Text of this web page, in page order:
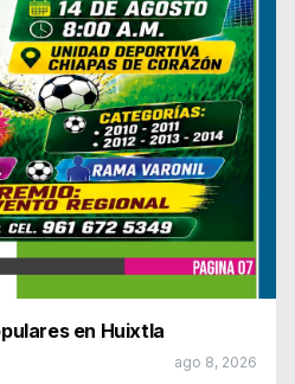
en Huixtla
ago 8, 2026